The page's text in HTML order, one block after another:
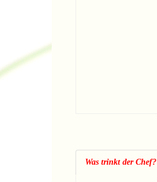
Was trinkt der Chef?